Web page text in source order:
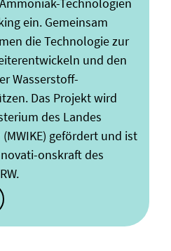
Technologien
ein. Gemeinsam
die Technologie zur
und den
Wasserstoff-
Das Projekt wird
des Landes
gefördert und ist
onskraft des